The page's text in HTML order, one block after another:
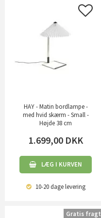
HAY - Matin bordlampe -
med hvid skærm - Small -
Højde 38 cm
1.699,00 DKK
LÆG I KURVEN
10-20 dagelevering
Gratis fragt